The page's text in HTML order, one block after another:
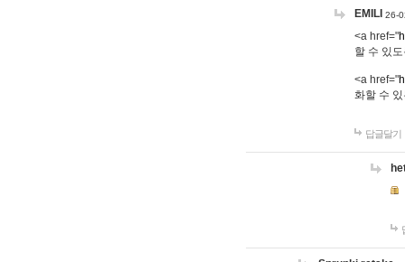
EMILI 26-
<a href="
할 수 있
<a href="
화할 수
답글달기